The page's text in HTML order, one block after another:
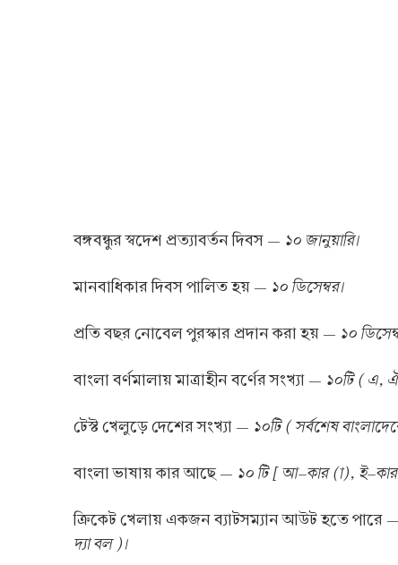
বঙ্গবন্ধুর স্বদেশ প্রত্যাবর্তন দিবস — ১০ জানুয়ারি।
মানবাধিকার দিবস পালিত হয় — ১০ ডিসেম্বর।
প্রতি বছর নোবেল পুরস্কার প্রদান করা হয় — ১০
বাংলা বর্ণমালায় মাত্রাহীন বর্ণের সংখ্যা — ১০টি ( এ,
টেস্ট খেলুড়ে দেশের সংখ্যা — ১০টি ( সর্বশেষ
বাংলা ভাষায় কার আছে — ১০ টি [ আ–কার (া),
ক্রিকেট খেলায় একজন ব্যাটসম্যান আউট হতে পারে —
দ্যা বল )।